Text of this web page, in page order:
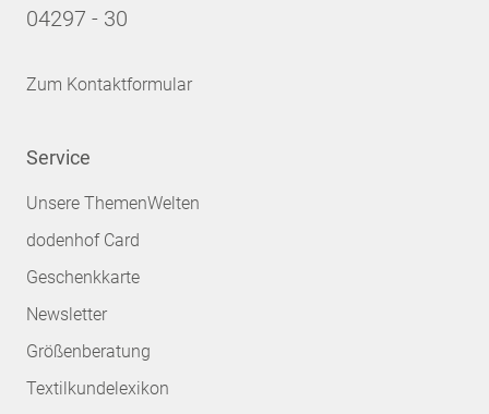
04297 - 30
Zum Kontaktformular
Service
Unsere ThemenWelten
dodenhof Card
Geschenkkarte
Newsletter
Größenberatung
Textilkundelexikon